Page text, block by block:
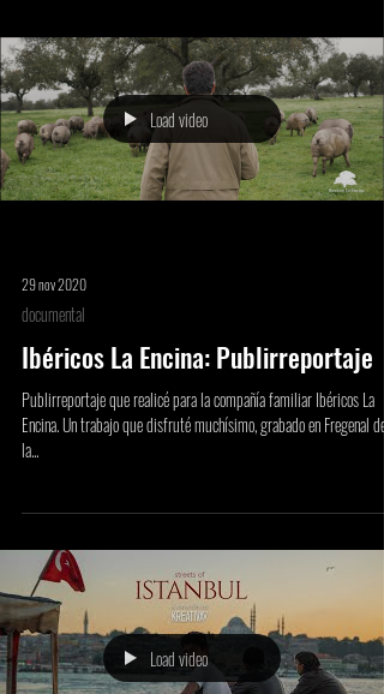
Load video
29 nov 2020
documental
Ibéricos La Encina: Publirreportaje
Publirreportaje que realicé para la compañía familiar Ibéricos La
la...